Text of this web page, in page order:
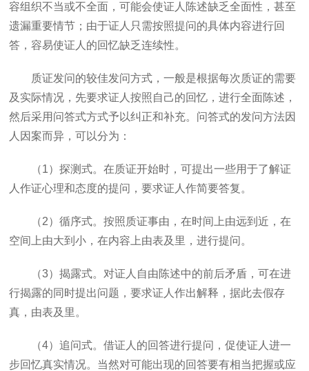
容组织不当或不全面，可能会使证人陈述缺乏全面性，甚至
遗漏重要情节；由于证人只需按照提问的具体内容进行回
答，容易使证人的回忆缺乏连续性。
质证发问的较佳发问方式，一般是根据每次质证的需要
及实际情况，先要求证人按照自己的回忆，进行全面陈述，
然后采用问答式方式予以纠正和补充。问答式的发问方法因
人因案而异，可以分为：
（1）探测式。在质证开始时，可提出一些用于了解证
人作证心理和态度的提问，要求证人作简要答复。
（2）循序式。按照质证事由，在时间上由远到近，在
空间上由大到小，在内容上由表及里，进行提问。
（3）揭露式。对证人自由陈述中的前后矛盾，可在进
行揭露的同时提出问题，要求证人作出解释，据此去假存
真，由表及里。
（4）追问式。借证人的回答进行提问，促使证人进一
步回忆真实情况。当然对可能出现的回答要有相当把握或应